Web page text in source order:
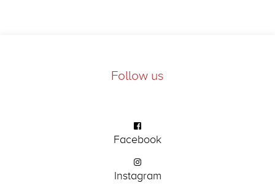
Follow us
Facebook
Instagram